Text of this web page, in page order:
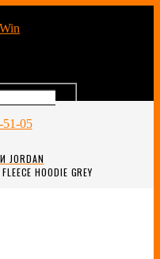
51-05
JORDAN
HOODIE GREY